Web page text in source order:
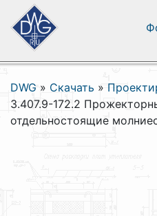
DWG » Скачать »
3.407.9-172.2
отдельностоящие